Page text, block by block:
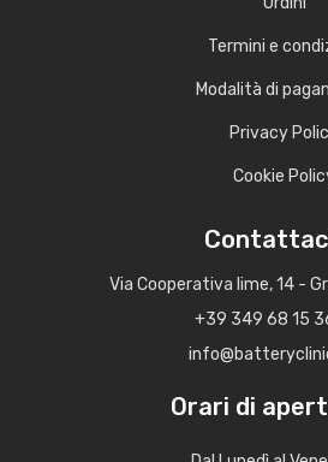
Termini e
Modalità di
Privacy
Cookie
Via Cooperativa lime, 14 -
+39 349 68 15
Orari di